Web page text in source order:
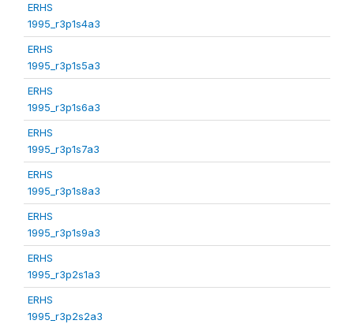
ERHS
1995_r3p1s4a3
ERHS
1995_r3p1s5a3
ERHS
1995_r3p1s6a3
ERHS
1995_r3p1s7a3
ERHS
1995_r3p1s8a3
ERHS
1995_r3p1s9a3
ERHS
1995_r3p2s1a3
ERHS
1995_r3p2s2a3